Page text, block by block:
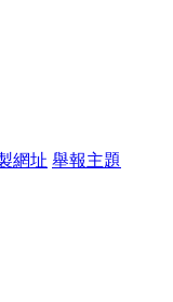
網址 舉報主題